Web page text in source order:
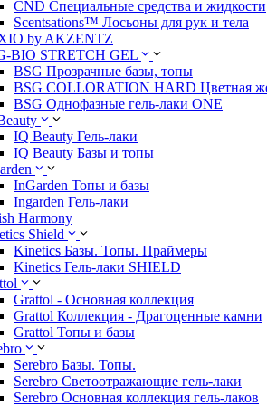
CND Специальные средства и жидкости
Scentsations™ Лосьоны для рук и тела
by AKZENTZ
BIO STRETCH GEL
BSG Прозрачные базы, топы
BSG COLLORATION HARD Цветная
BSG Однофазные гель-лаки ONE
IQ Beauty Гель-лаки
IQ Beauty Базы и топы
InGarden Топы и базы
Ingarden Гель-лаки
Harmony
Shield
Kinetics Базы. Топы. Праймеры
Kinetics Гель-лаки SHIELD
Grattol - Oснoвнaя коллекция
Grattol Коллекция - Драгоценные камни
Grattol Топы и базы
Serebro Базы. Топы.
Serebro Светоотражающие гель-лаки
Serebro Основная коллекция гель-лаков